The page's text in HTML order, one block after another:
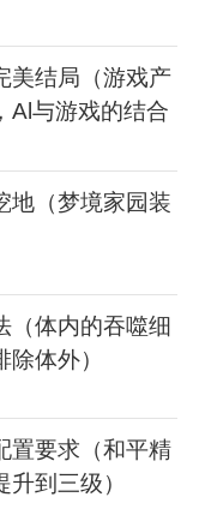
美结局（游戏产
Al与游戏的结合
地（梦境家园装
（体内的吞噬细
体外）
置要求（和平精
到三级）